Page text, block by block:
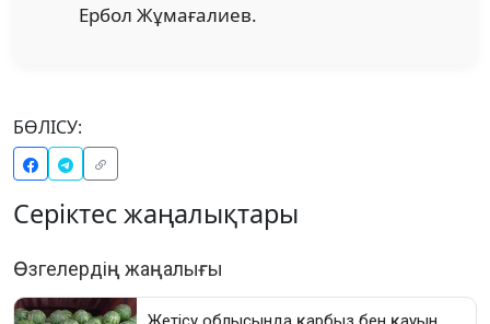
Ербол Жұмағалиев.
БӨЛІСУ:
Серіктес жаңалықтары